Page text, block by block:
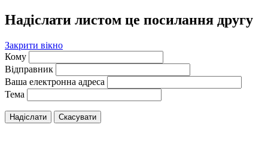
Надіслати листом це посилання другу
Закрити вікно
Кому
Відправник
Ваша електронна адреса
Тема
Надіслати Скасувати